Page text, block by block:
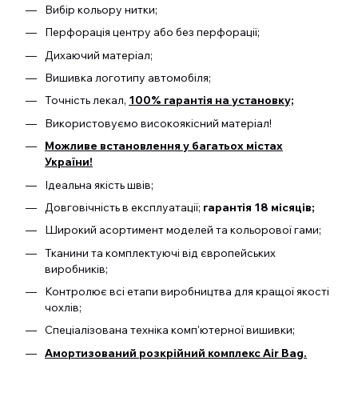
Вибір кольору нитки;
Перфорація центру або без перфорації;
Дихаючий матеріал;
Вишивка логотипу автомобіля;
Точність лекал, 100% гарантія на установку;
Використовуємо високоякісний матеріал!
Можливе встановлення у багатьох містах
України!
Ідеальна якість швів;
Довговічність в експлуатації; гарантія 18 місяців;
Широкий асортимент моделей та кольорової гами;
Тканини та комплектуючі від європейських
виробників;
Контролює всі етапи виробництва для кращої якості
чохлів;
Спеціалізована техніка комп'ютерної вишивки;
Амортизований розкрійний комплекс Air Bag.